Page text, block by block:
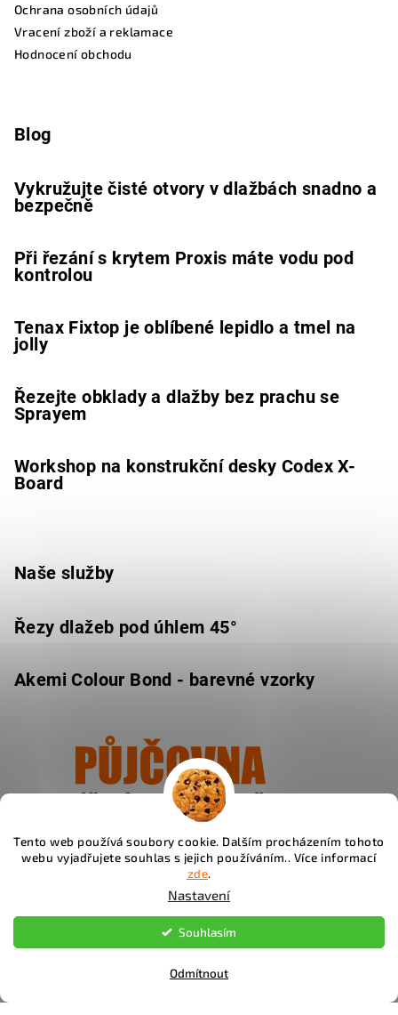
Tento web používá soubory cookie. Dalším procházením tohoto
webu vyjadřujete souhlas s jejich používáním.. Více informací
zde.
Nastavení
Odmítnout
Souhlasím
Ochrana osobních údajů
Vracení zboží a reklamace
Hodnocení obchodu
Blog
Vykružujte čisté otvory v dlažbách snadno a
bezpečně
Při řezání s krytem Proxis máte vodu pod
kontrolou
Tenax Fixtop je oblíbené lepidlo a tmel na
jolly
Řezejte obklady a dlažby bez prachu se
Sprayem
Workshop na konstrukční desky Codex X-
Board
Naše služby
Řezy dlažeb pod úhlem 45°
Akemi Colour Bond - barevné vzorky
Ukázat
Instagram